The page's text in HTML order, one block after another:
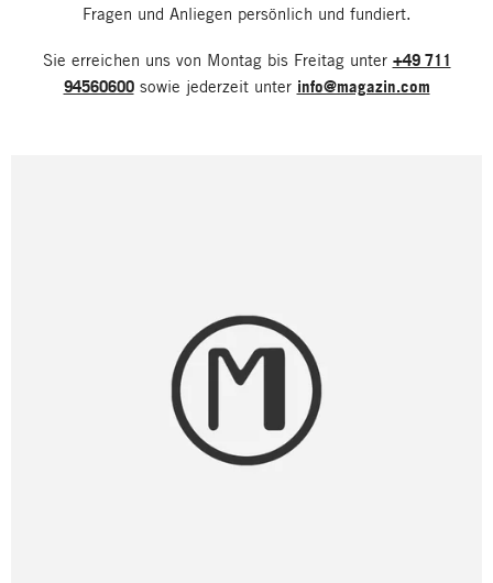
Fragen und Anliegen persönlich und fundiert.
Sie erreichen uns von Montag bis Freitag unter +49 711
94560600sowie jederzeit unter info@magazin.com